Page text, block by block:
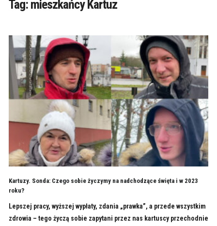
Tag: mieszkańcy Kartuz
Kartuzy. Sonda: Czego sobie życzymy na nadchodzące święta i w 2023
roku?
Lepszej pracy, wyższej wypłaty, zdania „prawka”, a przede wszystkim
zdrowia – tego życzą sobie zapytani przez nas kartuscy przechodnie